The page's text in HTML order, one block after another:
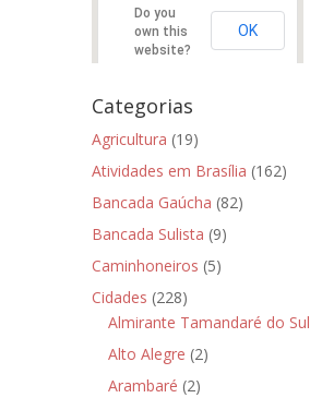
Do you
own this
website?
OK
Categorias
Agricultura (19)
Atividades em Brasília (162)
Bancada Gaúcha (82)
Bancada Sulista (9)
Caminhoneiros (5)
Cidades (228)
Almirante Tamandaré do Sul
Alto Alegre (2)
Arambaré (2)